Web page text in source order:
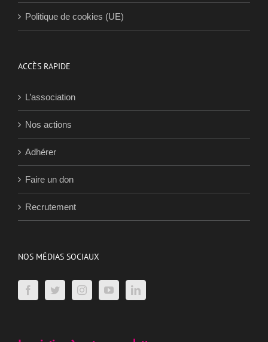
Politique de cookies (UE)
ACCÈS RAPIDE
L’association
Nos actions
Adhérer
Faire un don
Recrutement
NOS MÉDIAS SOCIAUX